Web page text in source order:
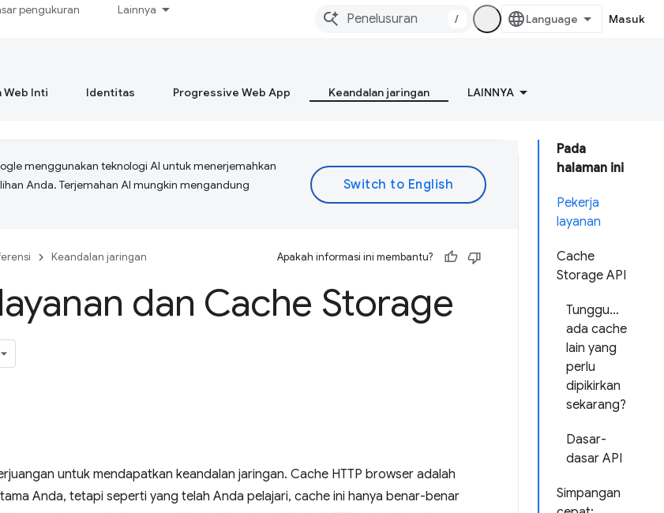
pengukuran Lainnya
/ Masuk
Web Inti Identitas Progressive Web App Keandalan jaringan LAINNYA
Pada
halaman ini
Pekerja
layanan
Cache
Storage API
Tunggu…
ada cache
lain yang
perlu
dipikirkan
sekarang?
Dasar-
dasar API
Simpangan
menggunakan teknologi AI untuk menerjemahkan
Anda. Terjemahan AI mungkin mengandung
Keandalan jaringan Apakah informasi ini membantu?
dan Cache Storage
untuk mendapatkan keandalan jaringan. Cache HTTP browser adalah
Anda, tetapi seperti yang telah Anda pelajari, cache ini hanya benar-benar